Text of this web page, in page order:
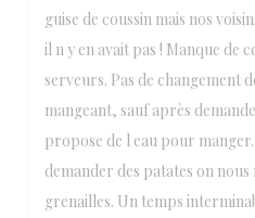
guise de coussin mais nos
il n y en avait pas ! Manque de
serveurs. Pas de changement
mangeant, sauf après
propose de l eau pour
demander des patates on
grenailles. Un temps